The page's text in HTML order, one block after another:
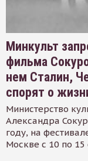
Минкульт
фильма
нем Сталин,
спорят о
Министерство
Александра
году, на
Москве с 10 по 15